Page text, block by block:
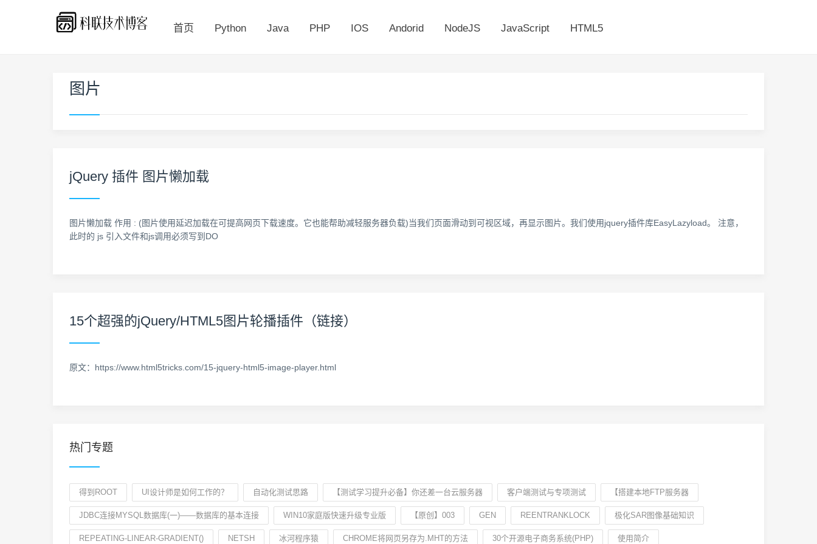
首页 Python Java PHP IOS Andorid NodeJS JavaScript HTML5
图片
jQuery 插件 图片懒加载
图片懒加载 作用 : (图片使用延迟加载在可提高网页下载速度。它也能帮助减轻服务器负载)当我们页面滑动到可视区域，再显示图片。我们使用jquery插件库EasyLazyload。 注意，
此时的 js 引入文件和js调用必须写到DO
15个超强的jQuery/HTML5图片轮播插件（链接）
原文：https://www.html5tricks.com/15-jquery-html5-image-player.html
热门专题
得到ROOT UI设计师是如何工作的？ 自动化测试思路 【测试学习提升必备】你还差一台云服务器 客户端测试与专项测试 【搭建本地FTP服务器
JDBC连接MYSQL数据库(一)——数据库的基本连接 WIN10家庭版快速升级专业版 【原创】003 GEN REENTRANKLOCK 极化SAR图像基础知识
REPEATING-LINEAR-GRADIENT() NETSH 冰河程序猿 CHROME将网页另存为.MHT的方法 30个开源电子商务系统(PHP) 使用简介